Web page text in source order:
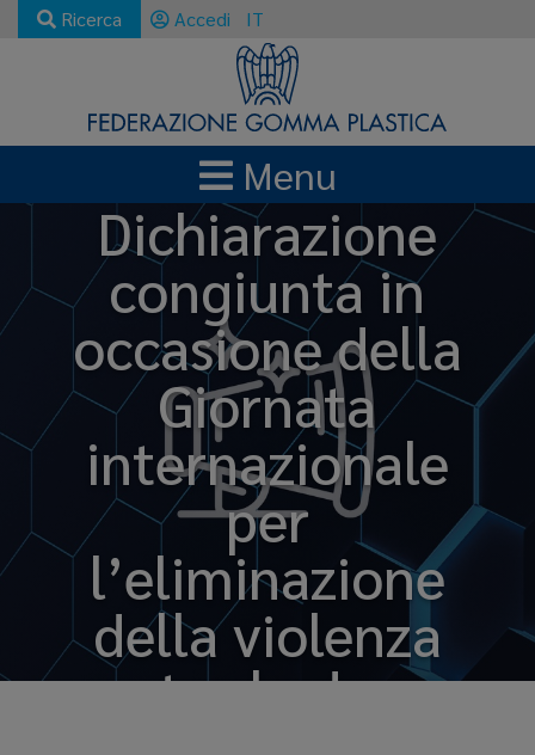
Ricerca Accedi IT
Menu
Dichiarazione
congiunta in
occasione della
Giornata
internazionale
per
l’eliminazione
della violenza
contro le donne